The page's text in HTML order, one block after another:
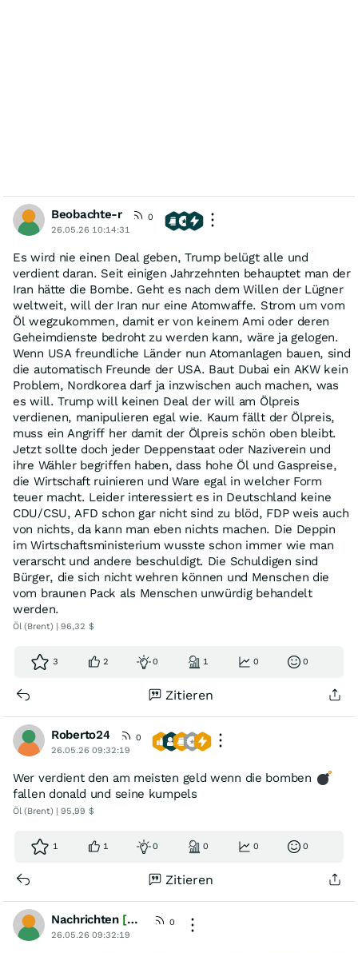
Beobachte-r
0
26.05.26 10:14:31
Es wird nie einen Deal geben, Trump belügt alle und
verdient daran. Seit einigen Jahrzehnten behauptet man der
Iran hätte die Bombe. Geht es nach dem Willen der Lügner
weltweit, will der Iran nur eine Atomwaffe. Strom um vom
Öl wegzukommen, damit er von keinem Ami oder deren
Geheimdienste bedroht zu werden kann, wäre ja gelogen.
Wenn USA freundliche Länder nun Atomanlagen bauen, sind
die automatisch Freunde der USA. Baut Dubai ein AKW kein
Problem, Nordkorea darf ja inzwischen auch machen, was
es will. Trump will keinen Deal der will am Ölpreis
verdienen, manipulieren egal wie. Kaum fällt der Ölpreis,
muss ein Angriff her damit der Ölpreis schön oben bleibt.
Jetzt sollte doch jeder Deppenstaat oder Naziverein und
ihre Wähler begriffen haben, dass hohe Öl und Gaspreise,
die Wirtschaft ruinieren und Ware egal in welcher Form
teuer macht. Leider interessiert es in Deutschland keine
CDU/CSU, AFD schon gar nicht sind zu blöd, FDP weis auch
von nichts, da kann man eben nichts machen. Die Deppin
im Wirtschaftsministerium wusste schon immer wie man
verarscht und andere beschuldigt. Die Schuldigen sind
Bürger, die sich nicht wehren können und Menschen die
vom braunen Pack als Menschen unwürdig behandelt
werden.
Öl (Brent) | 96,32 $
3 2 0 1 0 0
Zitieren
Roberto24
0
26.05.26 09:32:19
Wer verdient den am meisten geld wenn die bomben
fallen donald und seine kumpels
Öl (Brent) | 95,99 $
1 1 0 0 0 0
Zitieren
Nachrichten[wO]
0
26.05.26 09:32:19